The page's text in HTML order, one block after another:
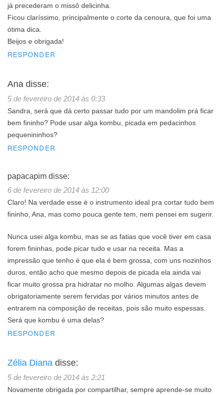
já precederam o missô delicinha.
Ficou claríssimo, principalmente o corte da cenoura, que foi uma
ótima dica.
Beijos e obrigada!
RESPONDER
Ana disse:
5 de fevereiro de 2014 às 0:33
Sandra, será que dá certo passar tudo por um mandolim prá ficar
bem fininho? Pode usar alga kombu, picada em pedacinhos
pequenininhos?
RESPONDER
papacapim disse:
6 de fevereiro de 2014 às 12:00
Claro! Na verdade esse é o instrumento ideal pra cortar tudo bem
fininho, Ana, mas como pouca gente tem, nem pensei em sugerir.
Nunca usei alga kombu, mas se as fatias que você tiver em casa
forem fininhas, pode picar tudo e usar na receita. Mas a
impressão que tenho é que ela é bem grossa, com uns nozinhos
duros, então acho que mesmo depois de picada ela ainda vai
ficar muito grossa pra hidratar no molho. Algumas algas devem
obrigatoriamente serem fervidas por vários minutos antes de
entrarem na composição de receitas, pois são muito espessas.
Será que kombu é uma delas?
RESPONDER
Zélia Diana disse:
5 de fevereiro de 2014 às 2:21
Novamente obrigada por compartilhar, sempre aprende-se muito